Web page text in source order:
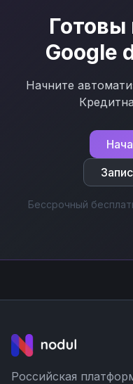
Google
Начните
Бессрочный
Российская